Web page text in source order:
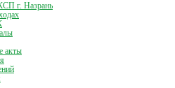
г. Назрань
акты